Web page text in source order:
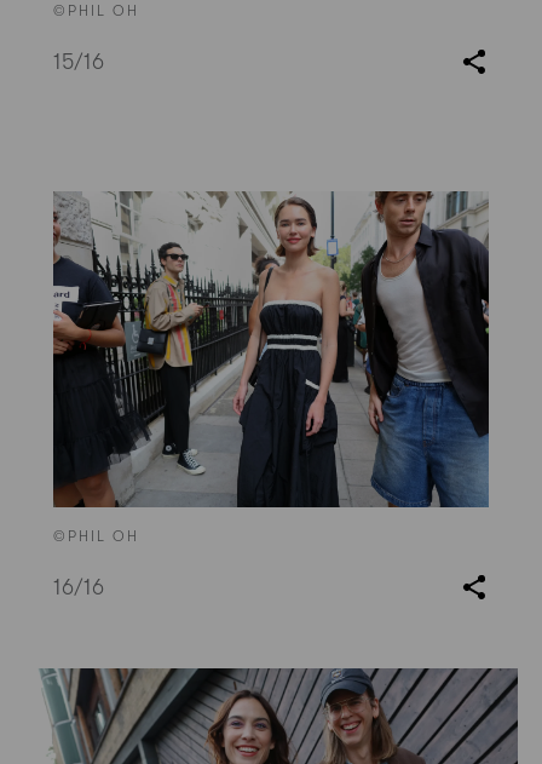
©PHIL OH
15/16
©PHIL OH
16/16